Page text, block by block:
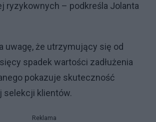
ryzykownych – podkreśla Jolanta
uwagę, że utrzymujący się od
spadek wartości zadłużenia
pokazuje skuteczność
selekcji klientów.
Reklama